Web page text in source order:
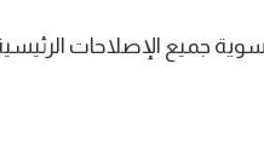
الإصلاحات الرئيسية